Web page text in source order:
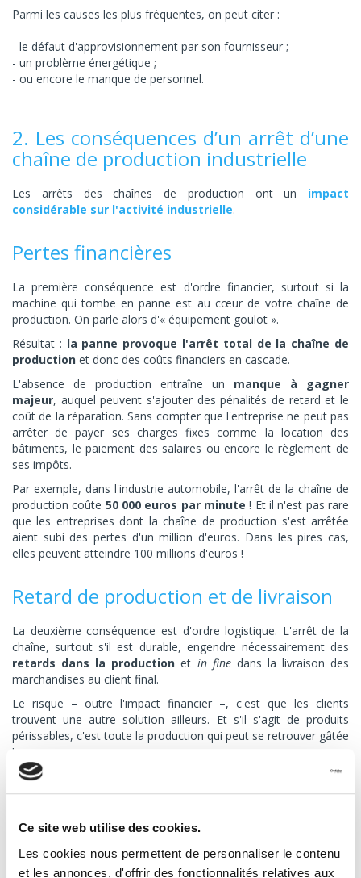
Ce site web utilise des cookies.
Les cookies nous permettent de personnaliser le contenu
et les annonces, d'offrir des fonctionnalités relatives aux
Parmi les causes les plus fréquentes, on peut citer :
le défaut d'approvisionnement par son fournisseur ;
un problème énergétique ;
ou encore le manque de personnel.
2. Les conséquences d’un arrêt d’une
chaîne de production industrielle
Les arrêts des chaînes de production ont un impact
considérable sur l'activité industrielle.
Pertes financières
La première conséquence est d'ordre financier, surtout si la
machine qui tombe en panne est au cœur de votre chaîne de
production. On parle alors d'« équipement goulot ».
Résultat : la panne provoque l'arrêt total de la chaîne de
production et donc des coûts financiers en cascade.
L'absence de production entraîne un manque à gagner
majeur, auquel peuvent s'ajouter des pénalités de retard et le
coût de la réparation. Sans compter que l'entreprise ne peut pas
arrêter de payer ses charges fixes comme la location des
bâtiments, le paiement des salaires ou encore le règlement de
ses impôts.
Par exemple, dans l'industrie automobile, l'arrêt de la chaîne de
production coûte 50 000 euros par minute ! Et il n'est pas rare
que les entreprises dont la chaîne de production s'est arrêtée
aient subi des pertes d'un million d'euros. Dans les pires cas,
elles peuvent atteindre 100 millions d'euros !
Retard de production et de livraison
La deuxième conséquence est d'ordre logistique. L'arrêt de la
chaîne, surtout s'il est durable, engendre nécessairement des
retards dans la production et in finedans la livraison des
marchandises au client final.
Le risque – outre l'impact financier –, c'est que les clients
trouvent une autre solution ailleurs. Et s'il s'agit de produits
périssables, c'est toute la production qui peut se retrouver gâtée
!
Une reprise immédiate compromise
Dans certaines industries,la chaîne de production peut
mettre du temps à repartir
, si bien qu'on ne peut pas
envisager de reprise immédiate. C'est le cas par exemple dans le